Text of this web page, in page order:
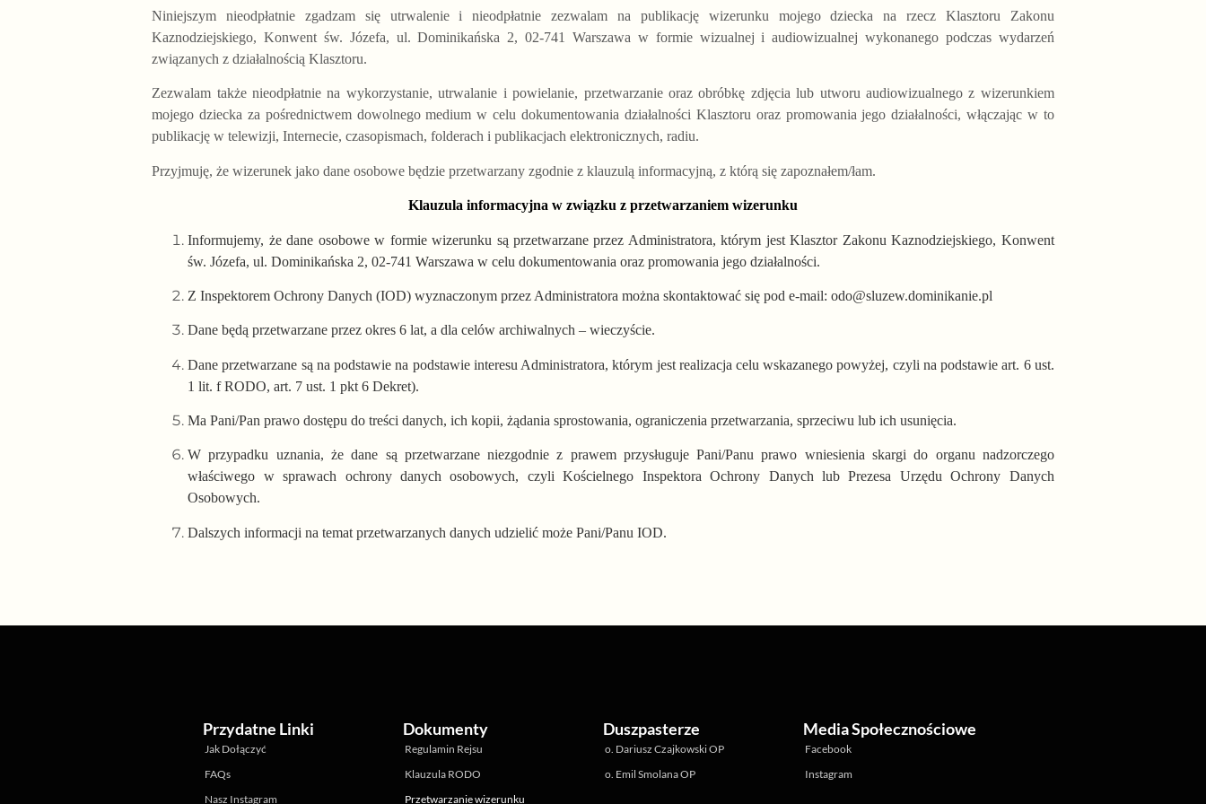
Niniejszym nieodpłatnie zgadzam się utrwalenie i nieodpłatnie zezwalam na publikację wizerunku mojego dziecka na rzecz Klasztoru Zakonu
Kaznodziejskiego, Konwent św. Józefa, ul. Dominikańska 2, 02-741 Warszawa w formie wizualnej i audiowizualnej wykonanego podczas wydarzeń
związanych z działalnością Klasztoru.
Zezwalam także nieodpłatnie na wykorzystanie, utrwalanie i powielanie, przetwarzanie oraz obróbkę zdjęcia lub utworu audiowizualnego z wizerunkiem
mojego dziecka za pośrednictwem dowolnego medium w celu dokumentowania działalności Klasztoru oraz promowania jego działalności, włączając w to
publikację w telewizji, Internecie, czasopismach, folderach i publikacjach elektronicznych, radiu.
Przyjmuję, że wizerunek jako dane osobowe będzie przetwarzany zgodnie z klauzulą informacyjną, z którą się zapoznałem/łam.
Klauzula informacyjna w związku z przetwarzaniem wizerunku
Informujemy, że dane osobowe w formie wizerunku są przetwarzane przez Administratora, którym jest Klasztor Zakonu Kaznodziejskiego, Konwent
św. Józefa, ul. Dominikańska 2, 02-741 Warszawa w celu dokumentowania oraz promowania jego działalności.
Z Inspektorem Ochrony Danych (IOD) wyznaczonym przez Administratora można skontaktować się pod e-mail:odo@sluzew.dominikanie.pl
Dane będą przetwarzane przez okres 6 lat, a dla celów archiwalnych – wieczyście.
Dane przetwarzane są na podstawie na podstawie interesu Administratora, którym jest realizacja celu wskazanego powyżej, czyli na podstawie art. 6 ust.
1 lit. f RODO, art. 7 ust. 1 pkt 6 Dekret).
Ma Pani/Pan prawo dostępu do treści danych, ich kopii, żądania sprostowa­nia, ograniczenia przetwarzania, sprzeciwu lub ich usunięcia.
W przypadku uznania, że dane są przetwarzane niezgodnie z prawem przysługuje Pani/Panu prawo wniesienia skargi do organu nadzorczego
właściwego w sprawach ochrony danych osobowych, czyli Kościelnego Inspektora Ochrony Danych lub Prezesa Urzędu Ochrony Danych
Osobowych.
Dalszych informacji na temat przetwarzanych danych udzielić może Pani/Panu IOD.
Przydatne Linki
Jak Dołączyć
FAQs
Nasz Instagram
Dokumenty
Regulamin Rejsu
Klauzula RODO
Przetwarzanie wizerunku
Duszpasterze
o. Dariusz Czajkowski OP
o. Emil Smolana OP
Media Społecznościowe
Facebook
Instagram